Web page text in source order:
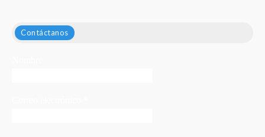
Contáctanos